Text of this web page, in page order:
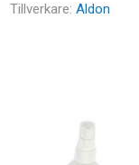
Tillverkare: Aldon